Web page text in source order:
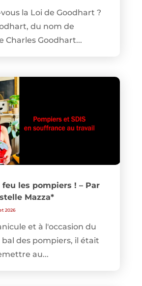
la Loi de Goodhart ?
du nom de
Charles Goodhart...
feu les pompiers ! – Par
Mazza*
2026
et à l'occasion du
des pompiers, il était
au...